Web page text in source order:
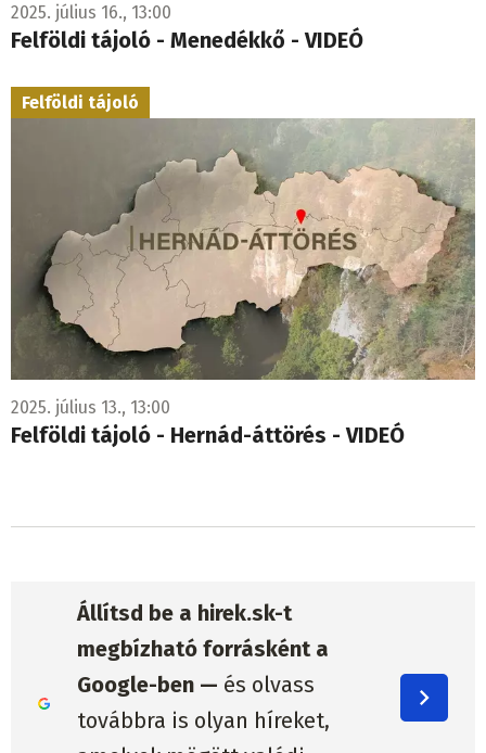
2025. július 16., 13:00
Felföldi tájoló - Menedékkő - VIDEÓ
Felföldi tájoló
2025. július 13., 13:00
Felföldi tájoló - Hernád-áttörés - VIDEÓ
Állítsd be a hirek.sk-t
megbízható forrásként a
Google-ben — és olvass
továbbra is olyan híreket,